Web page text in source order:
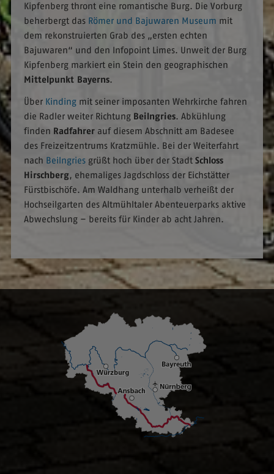
Kipfenberg thront eine romantische Burg. Die Vorburg
beherbergt das Römer und Bajuwaren Museum mit
dem rekonstruierten Grab des „ersten echten
Bajuwaren“ und den Infopoint Limes. Unweit der Burg
Kipfenberg markiert ein Stein den geographischen
Mittelpunkt Bayerns.
Über Kindingmit seiner imposanten Wehrkirche fahren
die Radler weiter Richtung Beilngries. Abkühlung
finden Radfahrerauf diesem Abschnitt am Badesee
des Freizeitzentrums Kratzmühle. Bei der Weiterfahrt
nach Beilngriesgrüßt hoch über der Stadt Schloss
Hirschberg, ehemaliges Jagdschloss der Eichstätter
Fürstbischöfe. Am Waldhang unterhalb verheißt der
Hochseilgarten des Altmühltaler Abenteuerparks aktive
Abwechslung – bereits für Kinder ab acht Jahren.